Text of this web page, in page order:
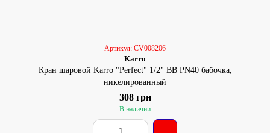
Артикул: CV008206
Karro
Кран шаровой Karro "Perfect" 1/2" ВВ PN40 бабочка,
никелированный
308 грн
В наличии